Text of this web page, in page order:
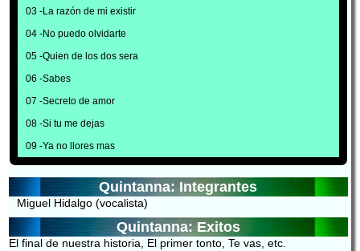
03 -La razón de mi existir
04 -No puedo olvidarte
05 -Quien de los dos sera
06 -Sabes
07 -Secreto de amor
08 -Si tu me dejas
09 -Ya no llores mas
Quintanna: Integrantes
Miguel Hidalgo (vocalista)
Quintanna: Exitos
El final de nuestra historia, El primer tonto, Te vas, etc.